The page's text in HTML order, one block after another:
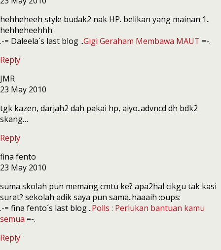
hehheheeh style budak2 nak HP. belikan yang mainan 1..
hehheheehhh
.-= Daleela´s last blog ..Gigi Geraham Membawa MAUT =-.
Reply
JMR
23 May 2010
tgk kazen, darjah2 dah pakai hp, aiyo..advncd dh bdk2
skang…
Reply
fina fento
23 May 2010
suma skolah pun memang cmtu ke? apa2hal cikgu tak kasi
surat? sekolah adik saya pun sama..haaaih :oups:
.-= fina fento´s last blog ..Polls : Perlukan bantuan kamu
semua =-.
Reply